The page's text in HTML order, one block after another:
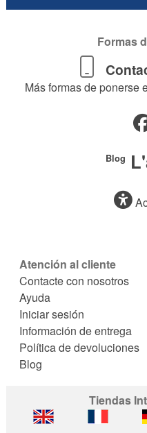
Formas
Más formas de ponerse
Blog
Atención al cliente
Contacte con nosotros
Ayuda
Iniciar sesión
Información de entrega
Política de devoluciones
Blog
Tiendas